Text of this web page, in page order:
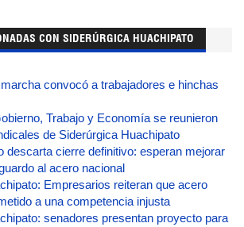
CON SIDERÚRGICA HUACHIPATO
convocó a trabajadores e hinchas
Trabajo y Economía se reunieron
de Siderúrgica Huachipato
descarta cierre definitivo: esperan mejorar
al acero nacional
Empresarios reiteran que acero
a una competencia injusta
senadores presentan proyecto para